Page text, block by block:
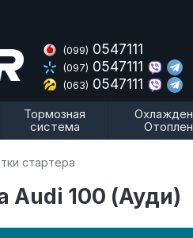
(099) 0547111
(097) 0547111
(063) 0547111
Тормозная
система
стартера
Audi 100 (Ауди)